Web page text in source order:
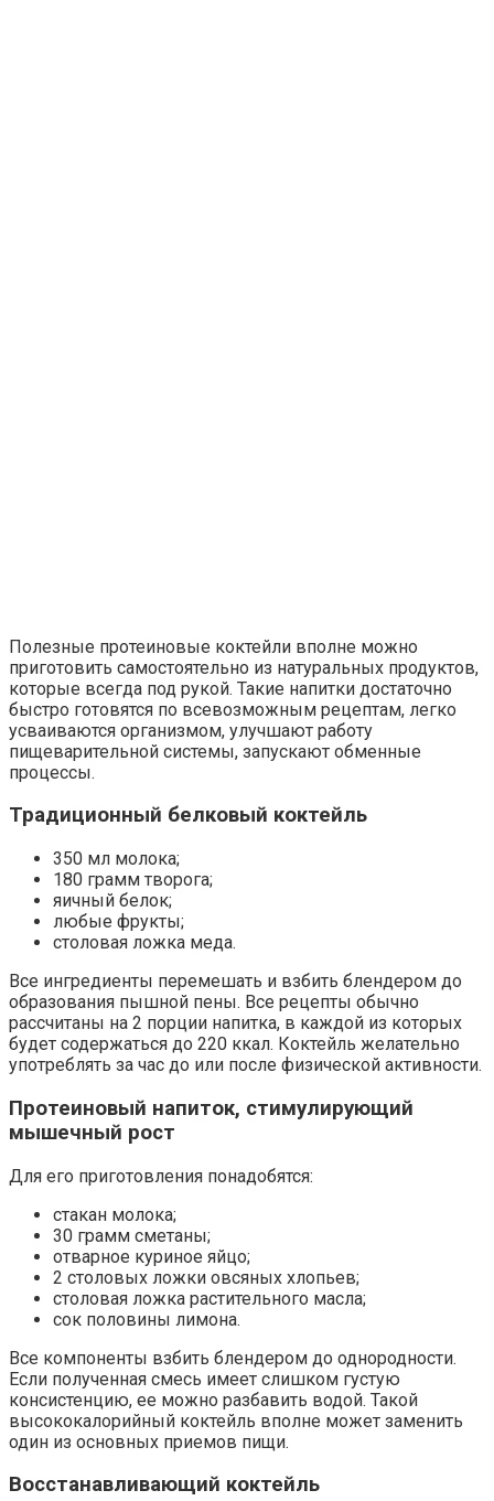
Полезные протеиновые коктейли вполне можно
приготовить самостоятельно из натуральных продуктов,
которые всегда под рукой. Такие напитки достаточно
быстро готовятся по всевозможным рецептам, легко
усваиваются организмом, улучшают работу
пищеварительной системы, запускают обменные
процессы.
Традиционный белковый коктейль
350 мл молока;
180 грамм творога;
яичный белок;
любые фрукты;
столовая ложка меда.
Все ингредиенты перемешать и взбить блендером до
образования пышной пены. Все рецепты обычно
рассчитаны на 2 порции напитка, в каждой из которых
будет содержаться до 220 ккал. Коктейль желательно
употреблять за час до или после физической активности.
Протеиновый напиток, стимулирующий
мышечный рост
Для его приготовления понадобятся:
стакан молока;
30 грамм сметаны;
отварное куриное яйцо;
2 столовых ложки овсяных хлопьев;
столовая ложка растительного масла;
сок половины лимона.
Все компоненты взбить блендером до однородности.
Если полученная смесь имеет слишком густую
консистенцию, ее можно разбавить водой. Такой
высококалорийный коктейль вполне может заменить
один из основных приемов пищи.
Восстанавливающий коктейль